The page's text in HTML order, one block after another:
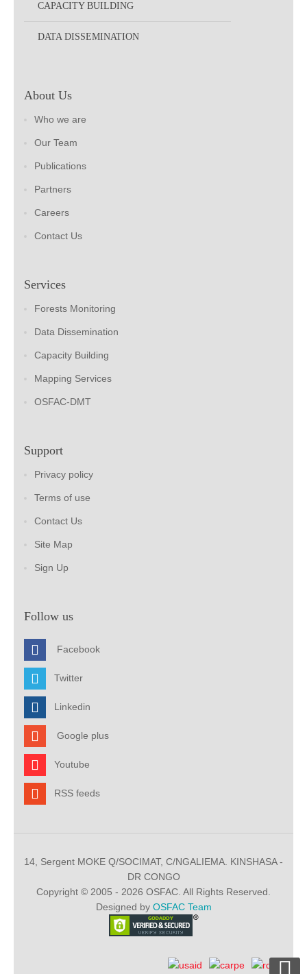
CAPACITY BUILDING
DATA DISSEMINATION
About Us
Who we are
Our Team
Publications
Partners
Careers
Contact Us
Services
Forests Monitoring
Data Dissemination
Capacity Building
Mapping Services
OSFAC-DMT
Support
Privacy policy
Terms of use
Contact Us
Site Map
Sign Up
Follow us
Facebook
Twitter
Linkedin
Google plus
Youtube
RSS feeds
14, Sergent MOKE Q/SOCIMAT, C/NGALIEMA. KINSHASA -
DR CONGO
Copyright © 2005 - 2026 OSFAC. All Rights Reserved.
Designed by OSFAC Team